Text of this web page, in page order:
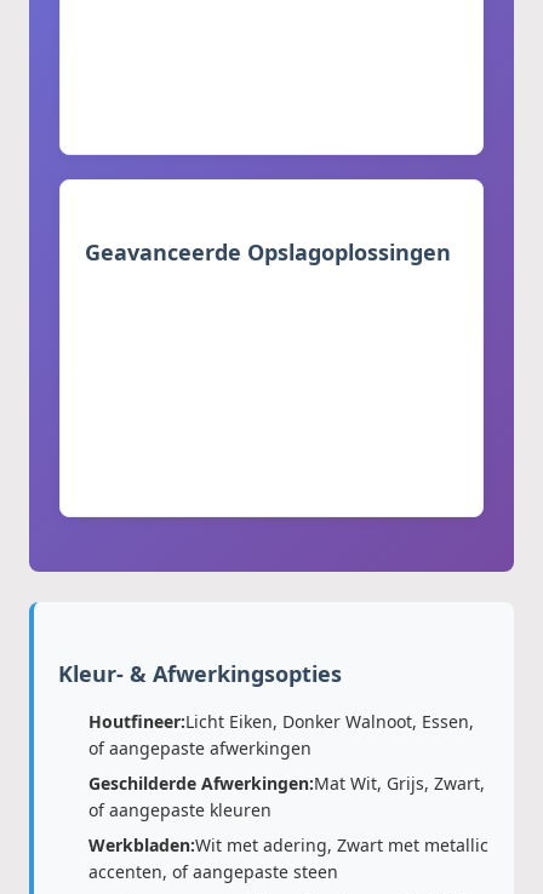
Geavanceerde Opslagoplossingen
Kleur- & Afwerkingsopties
Houtfineer:Licht Eiken, Donker Walnoot, Essen,
of aangepaste afwerkingen
Geschilderde Afwerkingen:Mat Wit, Grijs, Zwart,
of aangepaste kleuren
Werkbladen:Wit met adering, Zwart met metallic
accenten, of aangepaste steen